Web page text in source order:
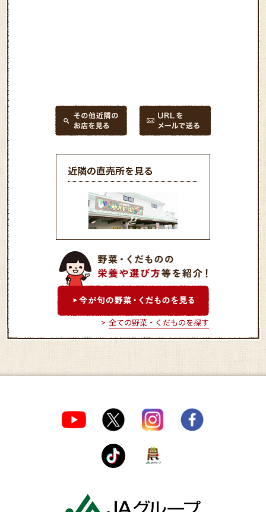
近隣の直売所を見る
やさいっ娘
全ての野菜・くだものを探す